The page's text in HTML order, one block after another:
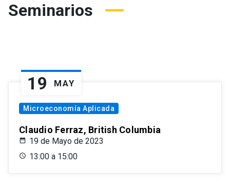
Seminarios
19 MAY
Microeconomía Aplicada
Claudio Ferraz, British Columbia
19 de Mayo de 2023
13:00 a 15:00